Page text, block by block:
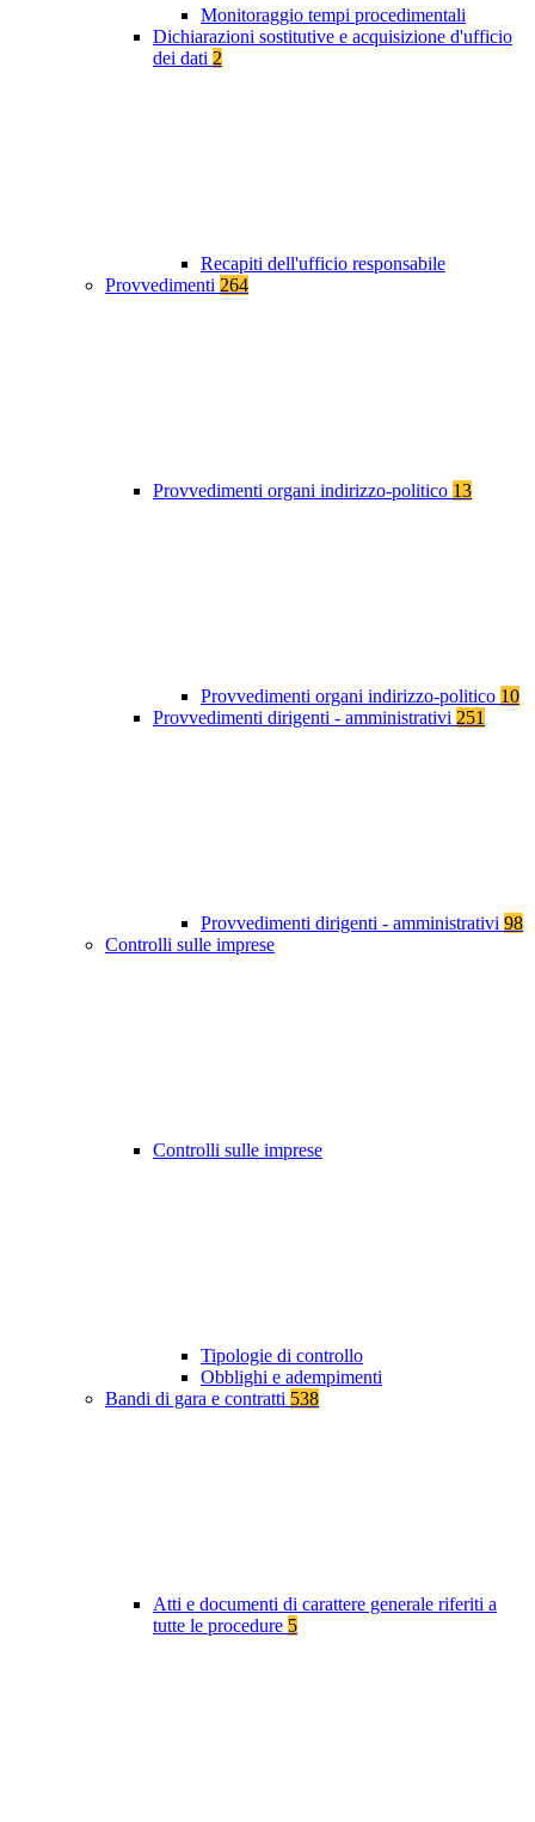
Monitoraggio tempi procedimentali
Dichiarazioni sostitutive e acquisizione d'ufficio
dei dati 2
Recapiti dell'ufficio responsabile
Provvedimenti 264
Provvedimenti organi indirizzo-politico 13
Provvedimenti organi indirizzo-politico 10
Provvedimenti dirigenti - amministrativi 251
Provvedimenti dirigenti - amministrativi 98
Controlli sulle imprese
Controlli sulle imprese
Tipologie di controllo
Obblighi e adempimenti
Bandi di gara e contratti 538
Atti e documenti di carattere generale riferiti a
tutte le procedure 5